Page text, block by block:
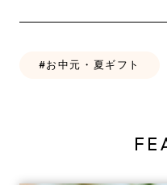
お中元・夏ギフト